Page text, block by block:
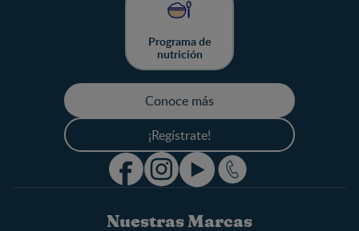
Programa de
nutrición
Conoce más
¡Regístrate!
Nuestras Marcas